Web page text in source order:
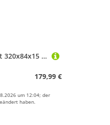
CFB SUP-Board Set 320x84x15 cm extra breit, 160 kg Traglast, aufblasbares Stand Up Paddle Board, (Komplett-Set, mit Paddel, Pumpe, Rucksack, 5L Dry Bag und Schultergurt), für Anfänger und Erwachsene
179,99 €
um 12:04; der
haben.